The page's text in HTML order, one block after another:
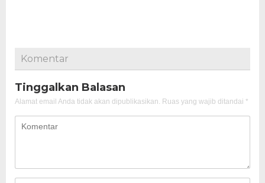
Komentar
Tinggalkan Balasan
Alamat email Anda tidak akan dipublikasikan. Ruas yang wajib ditandai *